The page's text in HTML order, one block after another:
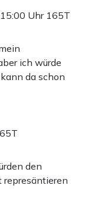
Uhr 165T
ich würde
da schon
den
represäntieren